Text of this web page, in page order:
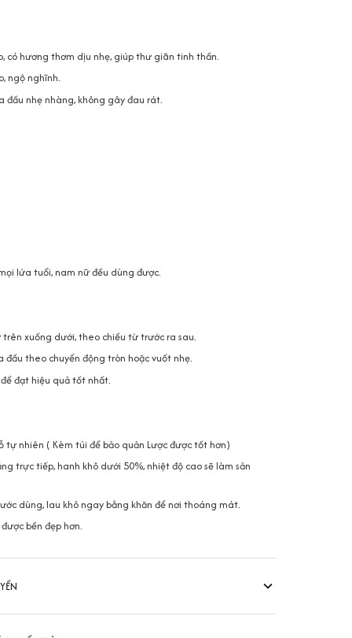
có hương thơm dịu nhẹ, giúp thư giãn tinh thần.
ngộ nghĩnh.
đầu nhẹ nhàng, không gây đau rát.
lứa tuổi, nam nữ đều dùng được.
xuống dưới, theo chiều từ trước ra sau.
theo chuyển động tròn hoặc vuốt nhẹ.
đạt hiệu quả tốt nhất.
nhiên ( Kèm túi để bảo quản Lược được tốt hơn)
trực tiếp, hanh khô dưới 50%, nhiệt độ cao sẽ làm sản
dùng, lau khô ngay bằng khăn để nơi thoáng mát.
bền đẹp hơn.